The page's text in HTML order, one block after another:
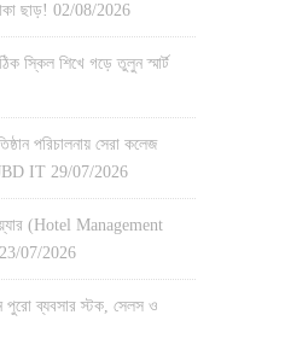
ছাড়! 02/08/2026
স্কিল শিখে গড়ে তুলুন স্মার্ট
পরিচালনায় সেরা কলেজ
JBD IT 29/07/2026
(Hotel Management
23/07/2026
পুরো ব্যবসার স্টক, সেলস ও